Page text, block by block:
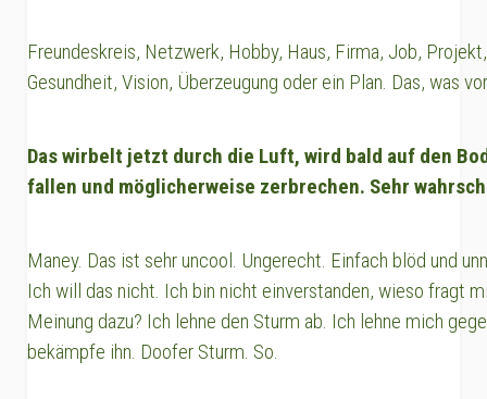
Freundeskreis, Netzwerk, Hobby, Haus, Firma, Job,
Gesundheit, Vision, Überzeugung oder ein Plan. Das, was
Das wirbelt jetzt durch die Luft, wird bald auf den
fallen und möglicherweise zerbrechen. Sehr
Maney. Das ist sehr uncool. Ungerecht. Einfach blöd und
Ich will das nicht. Ich bin nicht einverstanden, wieso fragt
Meinung dazu? Ich lehne den Sturm ab. Ich lehne mich
bekämpfe ihn. Doofer Sturm. So.